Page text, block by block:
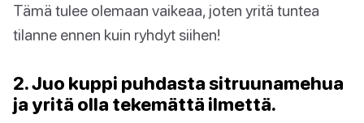
Tämä tulee olemaan vaikeaa, joten yritä tuntea
tilanne ennen kuin ryhdyt siihen!
2. Juo kuppi puhdasta sitruunamehua
ja yritä olla tekemättä ilmettä.